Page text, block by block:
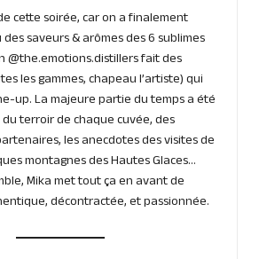
cette soirée, car on a finalement
saveurs & arômes des 6 sublimes
@the.emotions.distillers fait des
les gammes, chapeau l’artiste) qui
up. La majeure partie du temps a été
terroir de chaque cuvée, des
les anecdotes des visites de
montagnes des Hautes Glaces…
Mika met tout ça en avant de
décontractée, et passionnée.